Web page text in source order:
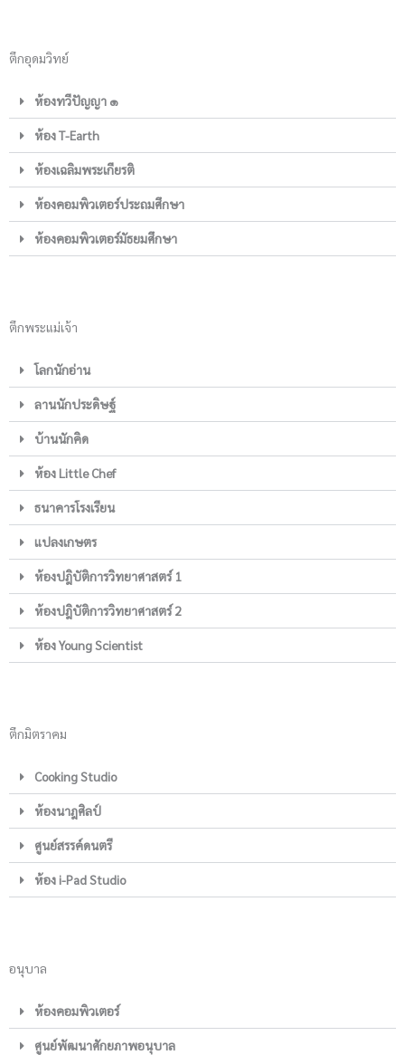
ตึกอุดมวิทย์
ห้องทวีปัญญา ๑
ห้อง T-Earth
ห้องเฉลิมพระเกียรติ
ห้องคอมพิวเตอร์ประถมศึกษา
ห้องคอมพิวเตอร์มัธยมศึกษา
ตึกพระแม่เจ้า
โลกนักอ่าน
ลานนักประดิษฐ์
บ้านนักคิด
ห้อง Little Chef
ธนาคารโรงเรียน
แปลงเกษตร
ห้องปฎิบัติการวิทยาศาสตร์ 1
ห้องปฎิบัติการวิทยาศาสตร์ 2
ห้อง Young Scientist
ตึกมิตราคม
Cooking Studio
ห้องนาฎศิลป์
ศูนย์สรรค์ดนตรี
ห้อง i-Pad Studio
อนุบาล
ห้องคอมพิวเตอร์
ศูนย์พัฒนาศักยภาพอนุบาล